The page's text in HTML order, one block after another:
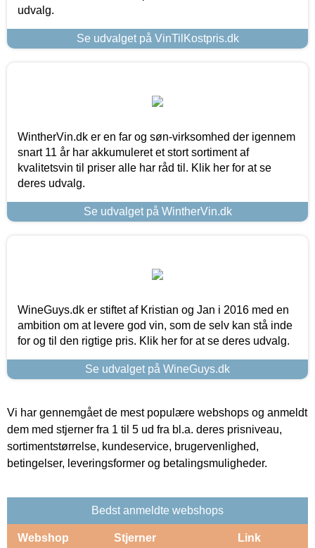
udvalg.
Se udvalget på VinTilKostpris.dk
WintherVin.dk er en far og søn-virksomhed der igennem
snart 11 år har akkumuleret et stort sortiment af
kvalitetsvin til priser alle har råd til. Klik her for at se
deres udvalg.
Se udvalget på WintherVin.dk
WineGuys.dk er stiftet af Kristian og Jan i 2016 med en
ambition om at levere god vin, som de selv kan stå inde
for og til den rigtige pris. Klik her for at se deres udvalg.
Se udvalget på WineGuys.dk
Vi har gennemgået de mest populære webshops og anmeldt
dem med stjerner fra 1 til 5 ud fra bl.a. deres prisniveau,
sortimentstørrelse, kundeservice, brugervenlighed,
betingelser, leveringsformer og betalingsmuligheder.
Bedst anmeldte webshops
Webshop Stjerner Link